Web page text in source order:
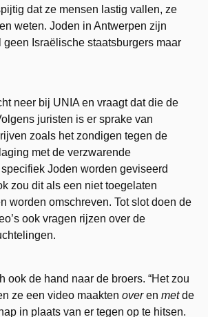
dat ze mensen lastig vallen, ze
weten. Joden in Antwerpen zijn
Israëlische staatsburgers maar
neer bij UNIA en vraagt dat die de
juristen is er sprake van
zoals het zondigen tegen de
met de verzwarende
Joden worden geviseerd
zou dit als een niet toegelaten
worden omschreven. Tot slot doen de
ook vragen rijzen over de
ook de hand naar de broers. “Het zou
ze een video maaktenoverenmetde
in plaats van er tegen op te hitsen.